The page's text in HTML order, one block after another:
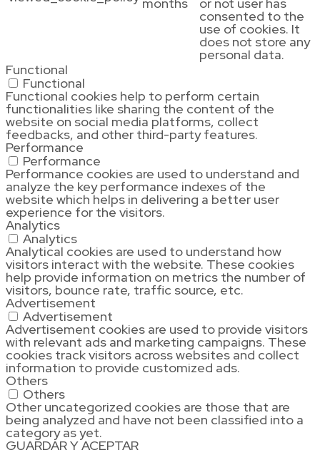
months or not user has
consented to the
use of cookies. It
does not store any
personal data.
Functional
Functional
Functional cookies help to perform certain
functionalities like sharing the content of the
website on social media platforms, collect
feedbacks, and other third-party features.
Performance
Performance
Performance cookies are used to understand and
analyze the key performance indexes of the
website which helps in delivering a better user
experience for the visitors.
Analytics
Analytics
Analytical cookies are used to understand how
visitors interact with the website. These cookies
help provide information on metrics the number of
visitors, bounce rate, traffic source, etc.
Advertisement
Advertisement
Advertisement cookies are used to provide visitors
with relevant ads and marketing campaigns. These
cookies track visitors across websites and collect
information to provide customized ads.
Others
Others
Other uncategorized cookies are those that are
being analyzed and have not been classified into a
category as yet.
GUARDAR Y ACEPTAR